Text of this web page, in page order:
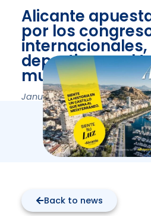
Alicante
por los
deportivos y el
musical
January 19, 2024
Back to news